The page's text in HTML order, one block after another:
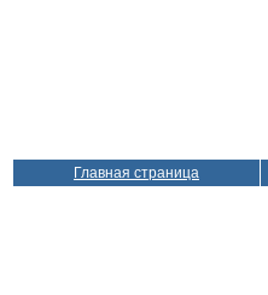
Главная страница